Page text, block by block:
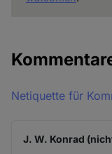
Netiquette für
J. W. Konrad